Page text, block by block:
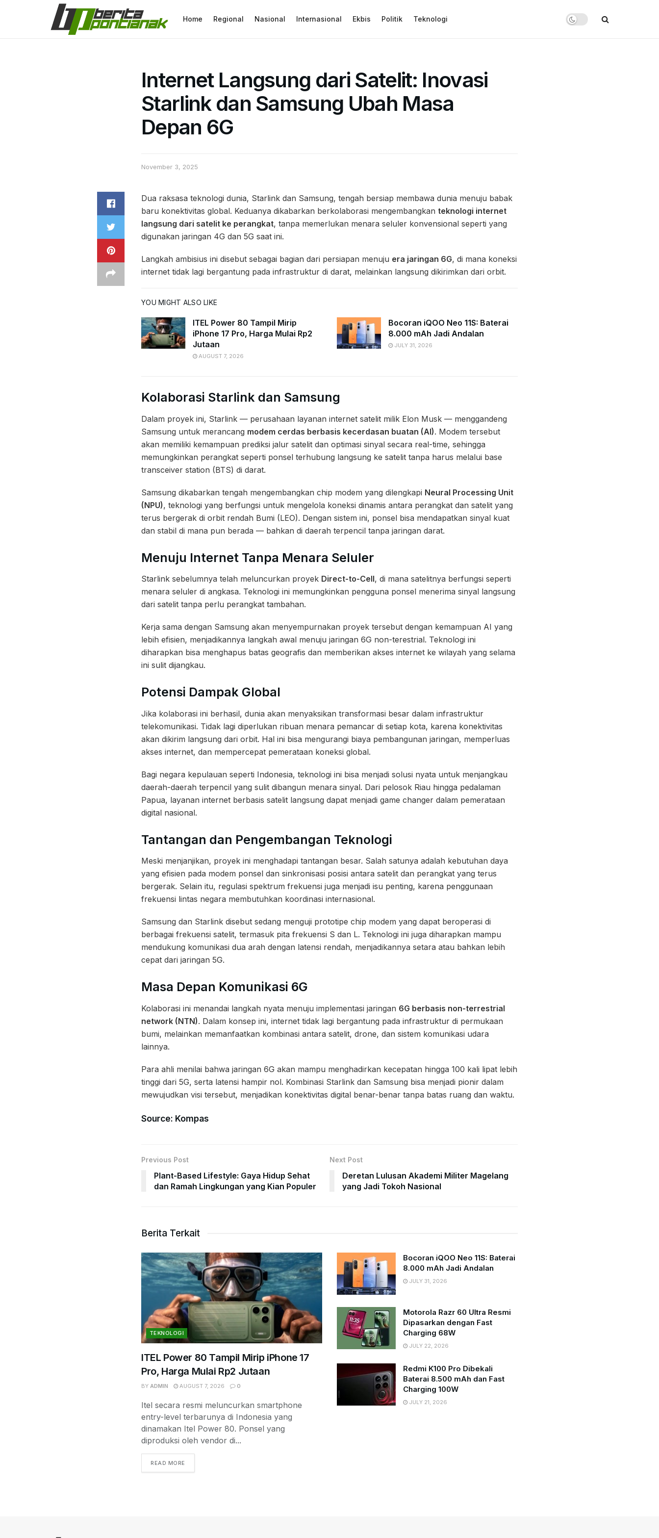
Home Regional Nasional Internasional Ekbis Politik Teknologi
Internet Langsung dari Satelit: Inovasi
Starlink dan Samsung Ubah Masa
Depan 6G
November 3, 2025
Dua raksasa teknologi dunia, Starlink dan Samsung, tengah bersiap membawa dunia menuju babak
baru konektivitas global. Keduanya dikabarkan berkolaborasi mengembangkan teknologi internet
langsung dari satelit ke perangkat, tanpa memerlukan menara seluler konvensional seperti yang
digunakan jaringan 4G dan 5G saat ini.
Langkah ambisius ini disebut sebagai bagian dari persiapan menuju era jaringan 6G, di mana koneksi
internet tidak lagi bergantung pada infrastruktur di darat, melainkan langsung dikirimkan dari orbit.
YOU MIGHT ALSO LIKE
ITEL Power 80 Tampil Mirip
iPhone 17 Pro, Harga Mulai Rp2
Jutaan
AUGUST 7, 2026
Bocoran iQOO Neo 11S: Baterai
8.000 mAh Jadi Andalan
JULY 31, 2026
Kolaborasi Starlink dan Samsung
Dalam proyek ini, Starlink — perusahaan layanan internet satelit milik Elon Musk — menggandeng
Samsung untuk merancang modem cerdas berbasis kecerdasan buatan (AI). Modem tersebut
akan memiliki kemampuan prediksi jalur satelit dan optimasi sinyal secara real-time, sehingga
memungkinkan perangkat seperti ponsel terhubung langsung ke satelit tanpa harus melalui base
transceiver station (BTS) di darat.
Samsung dikabarkan tengah mengembangkan chip modem yang dilengkapi Neural Processing Unit
(NPU), teknologi yang berfungsi untuk mengelola koneksi dinamis antara perangkat dan satelit yang
terus bergerak di orbit rendah Bumi (LEO). Dengan sistem ini, ponsel bisa mendapatkan sinyal kuat
dan stabil di mana pun berada — bahkan di daerah terpencil tanpa jaringan darat.
Menuju Internet Tanpa Menara Seluler
Starlink sebelumnya telah meluncurkan proyek Direct-to-Cell, di mana satelitnya berfungsi seperti
menara seluler di angkasa. Teknologi ini memungkinkan pengguna ponsel menerima sinyal langsung
dari satelit tanpa perlu perangkat tambahan.
Kerja sama dengan Samsung akan menyempurnakan proyek tersebut dengan kemampuan AI yang
lebih efisien, menjadikannya langkah awal menuju jaringan 6G non-terestrial. Teknologi ini
diharapkan bisa menghapus batas geografis dan memberikan akses internet ke wilayah yang selama
ini sulit dijangkau.
Potensi Dampak Global
Jika kolaborasi ini berhasil, dunia akan menyaksikan transformasi besar dalam infrastruktur
telekomunikasi. Tidak lagi diperlukan ribuan menara pemancar di setiap kota, karena konektivitas
akan dikirim langsung dari orbit. Hal ini bisa mengurangi biaya pembangunan jaringan, memperluas
akses internet, dan mempercepat pemerataan koneksi global.
Bagi negara kepulauan seperti Indonesia, teknologi ini bisa menjadi solusi nyata untuk menjangkau
daerah-daerah terpencil yang sulit dibangun menara sinyal. Dari pelosok Riau hingga pedalaman
Papua, layanan internet berbasis satelit langsung dapat menjadi game changer dalam pemerataan
digital nasional.
Tantangan dan Pengembangan Teknologi
Meski menjanjikan, proyek ini menghadapi tantangan besar. Salah satunya adalah kebutuhan daya
yang efisien pada modem ponsel dan sinkronisasi posisi antara satelit dan perangkat yang terus
bergerak. Selain itu, regulasi spektrum frekuensi juga menjadi isu penting, karena penggunaan
frekuensi lintas negara membutuhkan koordinasi internasional.
Samsung dan Starlink disebut sedang menguji prototipe chip modem yang dapat beroperasi di
berbagai frekuensi satelit, termasuk pita frekuensi S dan L. Teknologi ini juga diharapkan mampu
mendukung komunikasi dua arah dengan latensi rendah, menjadikannya setara atau bahkan lebih
cepat dari jaringan 5G.
Masa Depan Komunikasi 6G
Kolaborasi ini menandai langkah nyata menuju implementasi jaringan 6G berbasis non-terrestrial
network (NTN). Dalam konsep ini, internet tidak lagi bergantung pada infrastruktur di permukaan
bumi, melainkan memanfaatkan kombinasi antara satelit, drone, dan sistem komunikasi udara
lainnya.
Para ahli menilai bahwa jaringan 6G akan mampu menghadirkan kecepatan hingga 100 kali lipat lebih
tinggi dari 5G, serta latensi hampir nol. Kombinasi Starlink dan Samsung bisa menjadi pionir dalam
mewujudkan visi tersebut, menjadikan konektivitas digital benar-benar tanpa batas ruang dan waktu.
Source: Kompas
Previous Post
Plant-Based Lifestyle: Gaya Hidup Sehat
dan Ramah Lingkungan yang Kian Populer
Next Post
Deretan Lulusan Akademi Militer Magelang
yang Jadi Tokoh Nasional
Berita Terkait
TEKNOLOGI
ITEL Power 80 Tampil Mirip iPhone 17
Pro, Harga Mulai Rp2 Jutaan
BY ADMIN AUGUST 7, 2026 0
Itel secara resmi meluncurkan smartphone
entry-level terbarunya di Indonesia yang
dinamakan Itel Power 80. Ponsel yang
diproduksi oleh vendor di...
READ MORE
Bocoran iQOO Neo 11S: Baterai
8.000 mAh Jadi Andalan
JULY 31, 2026
Motorola Razr 60 Ultra Resmi
Dipasarkan dengan Fast
Charging 68W
JULY 22, 2026
Redmi K100 Pro Dibekali
Baterai 8.500 mAh dan Fast
Charging 100W
JULY 21, 2026